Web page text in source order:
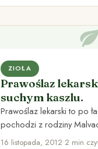
ZIOŁA
Prawoślaz
suchym kaszlu.
Prawoślaz lekarski to po
pochodzi z rodziny
wieloletnia, osiągająca
16 listopada, 2012•2 min